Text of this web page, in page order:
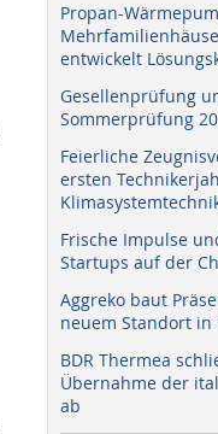
Propan-
entwickelt
Gesellenprüfung
Sommerprüfung
Feierliche
ersten
Frische Impulse
Startups auf der
Aggreko baut
neuem Standort in
BDR Thermea
Übernahme der
ab